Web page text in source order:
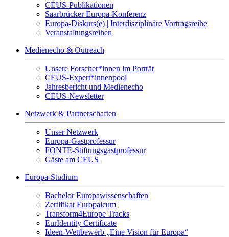
CEUS-Publikationen
Saarbrücker Europa-Konferenz
Europa-Diskurs(e) | Interdisziplinäre Vortragsreihe
Veranstaltungsreihen
Medienecho & Outreach
Unsere Forscher*innen im Porträt
CEUS-Expert*innenpool
Jahresbericht und Medienecho
CEUS-Newsletter
Netzwerk & Partnerschaften
Unser Netzwerk
Europa-Gastprofessur
FONTE-Stiftungsgastprofessur
Gäste am CEUS
Europa-Studium
Bachelor Europawissenschaften
Zertifikat Europaicum
Transform4Europe Tracks
EurIdentity Certificate
Ideen-Wettbewerb „Eine Vision für Europa“